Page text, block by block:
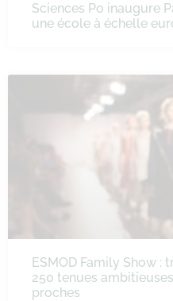
Sciences Po inaugure
une école à échelle
ESMOD Family Show :
250 tenues
proches